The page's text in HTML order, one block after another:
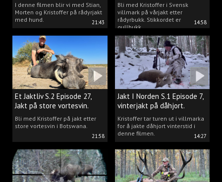
21:43
I denne filmen blir vi med Stian,
Morten og Kristoffer på rådyrjakt
med hund.
14:58
Bli med Kristoffer i Svensk
villmark på vårjakt etter
rådyrbukk. Stikkordet er
gullbukk.
21:58
Et Jaktliv S.2 Episode 27,
Jakt på store vortesvin.
Bli med Kristoffer på jakt etter
store vortesvin i Botswana.
14:27
Jakt I Norden S.1 Episode 7,
vinterjakt på dåhjort.
Kristoffer tar turen ut i villmarka
for å jakte dåhjort vinterstid i
denne filmen.